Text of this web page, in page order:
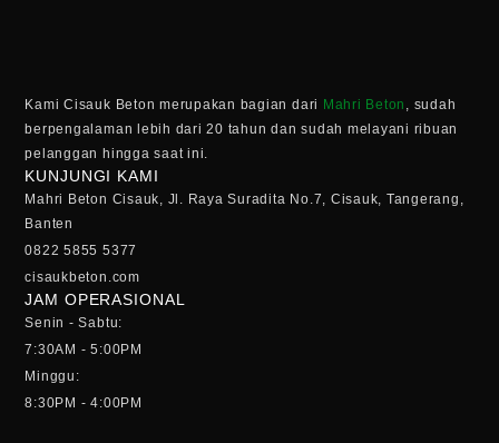
Kami Cisauk Beton merupakan bagian dari Mahri Beton
, sudah
berpengalaman lebih dari 20 tahun dan sudah melayani ribuan
pelanggan hingga saat ini.
KUNJUNGI KAMI
Mahri Beton Cisauk, Jl. Raya Suradita No.7, Cisauk, Tangerang,
Banten
0822 5855 5377
cisaukbeton.com
JAM OPERASIONAL
Senin - Sabtu:
7:30AM - 5:00PM
Minggu:
8:30PM - 4:00PM